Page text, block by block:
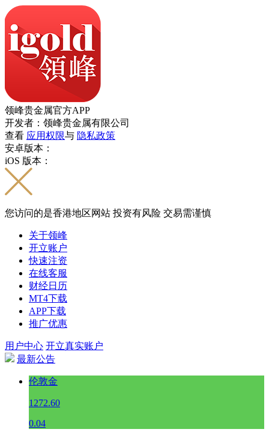
领峰贵金属官方APP
开发者：领峰贵金属有限公司
查看 应用权限与 隐私政策
安卓版本：
iOS 版本：
您访问的是香港地区网站 投资有风险 交易需谨慎
关于领峰
开立账户
快速注资
在线客服
财经日历
MT4下载
APP下载
推广优惠
用户中心 开立真实账户
最新公告
伦敦金
1272.60
0.04